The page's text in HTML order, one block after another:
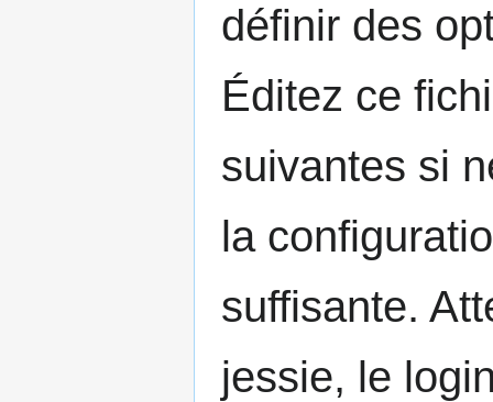
définir des
Éditez ce
suivantes si
la
suffisante.
jessie, le